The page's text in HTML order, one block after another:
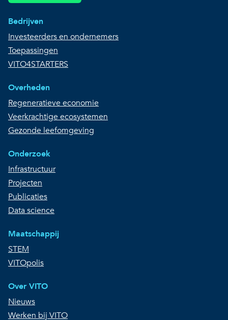
Bedrijven
Investeerders en ondernemers
Toepassingen
VITO4STARTERS
Overheden
Regeneratieve economie
Veerkrachtige ecosystemen
Gezonde leefomgeving
Onderzoek
Infrastructuur
Projecten
Publicaties
Data science
Maatschappij
STEM
VITOpolis
Over VITO
Nieuws
Werken bij VITO